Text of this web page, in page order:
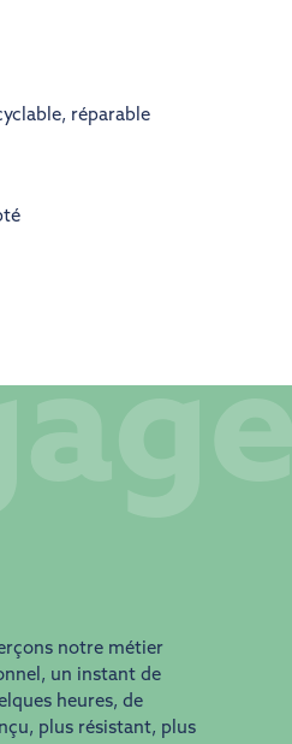
, réparable
notre métier
un instant de
heures, de
plus résistant, plus